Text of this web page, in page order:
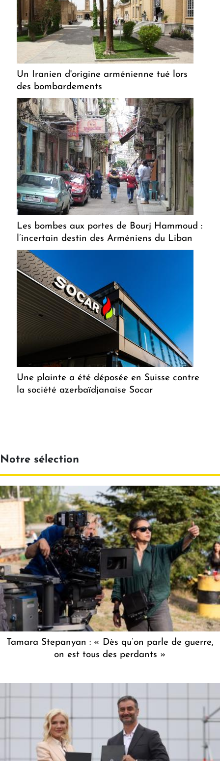
Un Iranien d'origine arménienne tué lors
des bombardements
Les bombes aux portes de Bourj Hammoud :
l’incertain destin des Arméniens du Liban
Une plainte a été déposée en Suisse contre
la société azerbaïdjanaise Socar
Notre sélection
Tamara Stepanyan : « Dès qu’on parle de guerre,
on est tous des perdants »